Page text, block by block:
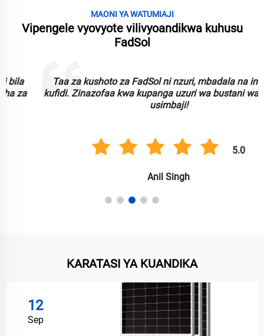
MAONI YA WATUMIAJI
Vipengele vyovyote vilivyoandikwa kuhusu
FadSol
Taa za kushoto za FadSol ni nzuri, mbadala na inaweza
kufidi. Zinazofaa kwa kupanga uzuri wa bustani wangu kwa
usimbaji!
5.0
Anil Singh
KARATASI YA KUANDIKA
12
Sep